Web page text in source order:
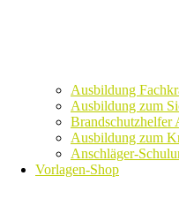
Ausbildung
Ausbildung zum
Brandschutzhelfer
Ausbildung zum
Anschläger-
Vorlagen-Shop